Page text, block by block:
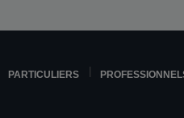
PARTICULIERS